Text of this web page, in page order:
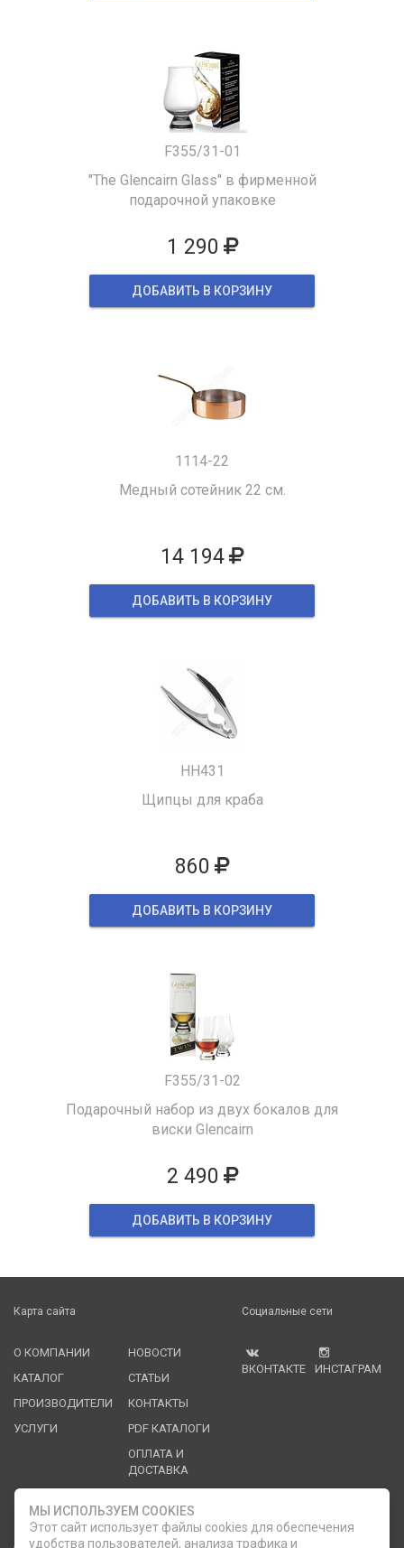
F355/31-01
"The Glencairn Glass" в фирменной
подарочной упаковке
1 290
ДОБАВИТЬ В КОРЗИНУ
1114-22
Медный сотейник 22 см.
14 194
ДОБАВИТЬ В КОРЗИНУ
HH431
Щипцы для краба
860
ДОБАВИТЬ В КОРЗИНУ
F355/31-02
Подарочный набор из двух бокалов для
виски Glencairn
2 490
ДОБАВИТЬ В КОРЗИНУ
Карта сайта
О КОМПАНИИ
КАТАЛОГ
ПРОИЗВОДИТЕЛИ
УСЛУГИ
НОВОСТИ
СТАТЬИ
КОНТАКТЫ
PDF КАТАЛОГИ
ОПЛАТА И
ДОСТАВКА
Социальные сети
ВКОНТАКТЕ ИНСТАГРАМ
Служба клиентской поддержки
МЫ ИСПОЛЬЗУЕМ COOKIES
Этот сайт использует файлы cookies для обеспечения
удобства пользователей, анализа трафика и